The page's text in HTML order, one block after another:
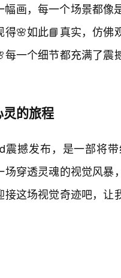
画，每一个场景都像
🌸如此📘真实，仿佛
一个细节都充满了震
的旅程
震撼发布，是一部将
穿透灵魂的视觉风暴
这场视觉奇迹吧，让